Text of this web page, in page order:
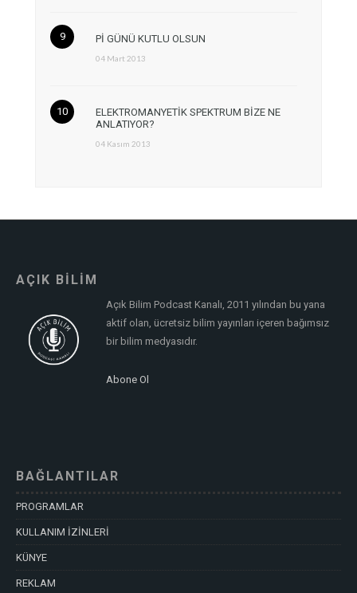
Pİ GÜNÜ KUTLU OLSUN
04 Mart 2013
ELEKTROMANYETİK SPEKTRUM BİZE NE
ANLATIYOR?
04 Kasım 2013
AÇIK BİLİM
Açık Bilim Podcast Kanalı, 2011 yılından bu yana
aktif olan, ücretsiz bilim yayınları içeren bağımsız
bir bilim medyasıdır.
Abone Ol
BAĞLANTILAR
PROGRAMLAR
KULLANIM İZİNLERİ
KÜNYE
REKLAM